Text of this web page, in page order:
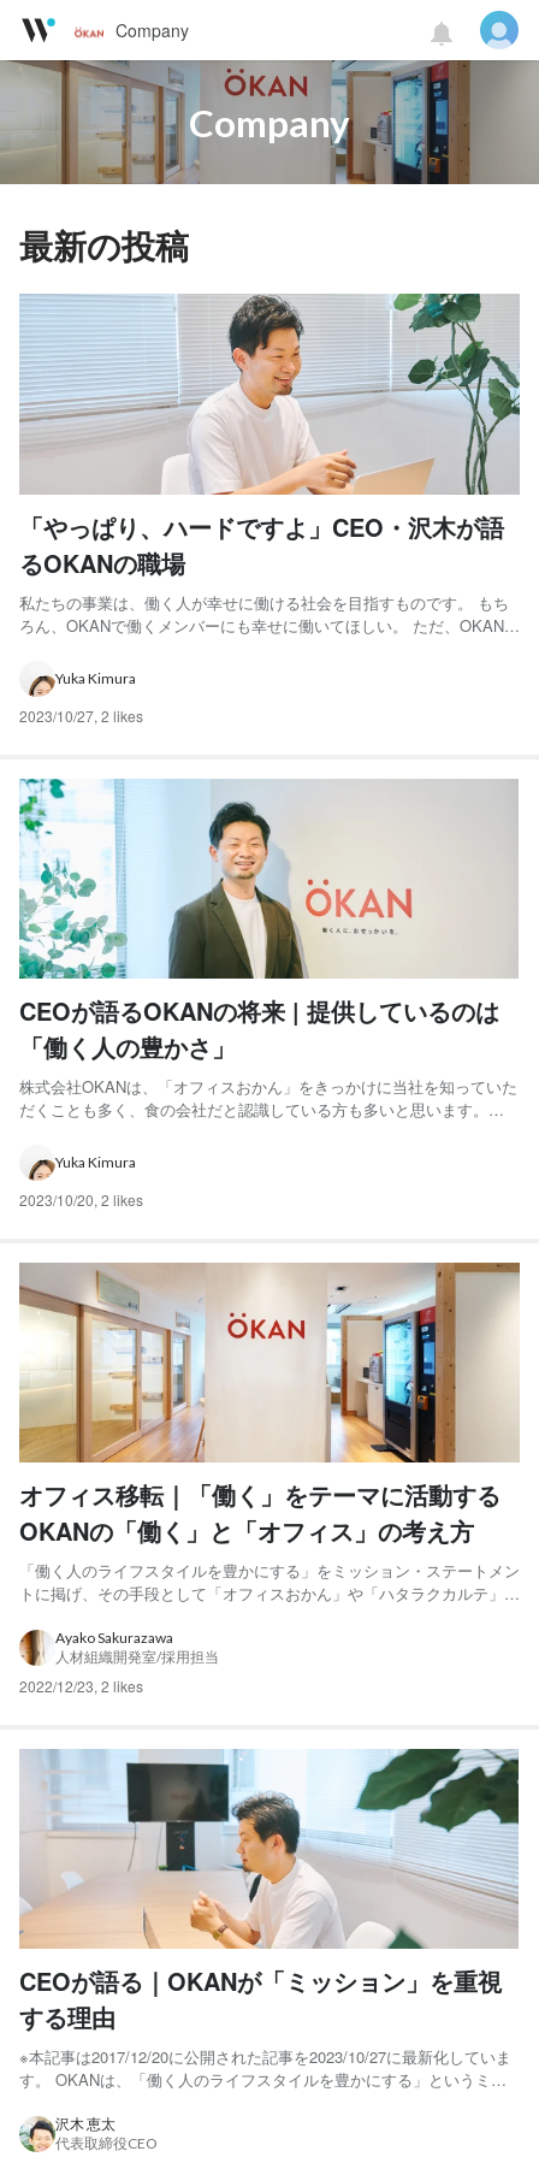
Company
Company
最新の投稿
「やっぱり、ハードですよ」CEO・沢木が語
るOKANの職場
私たちの事業は、働く人が幸せに働ける社会を目指すものです。 もち
ろん、OKANで働くメンバーにも幸せに働いてほしい。 ただ、OKANの
れが正解というものがなく、新しい市場を切り拓いていく仕事です。
沢木 恵太 代表取締役CEO 中央大学商学部卒。19...
Yuka Kimura
2023/10/27, 2 likes
CEOが語るOKANの将来 | 提供しているのは
「働く人の豊かさ」
株式会社OKANは、「オフィスおかん」をきっかけに当社を知っていた
だくことも多く、食の会社だと認識している方も多いと思います。間
く、『働く人を支援する会社』です。 『働く人のライフスタイルを豊
かにする』というミッションを掲げているのも、 私たちが「目...
Yuka Kimura
2023/10/20, 2 likes
オフィス移転｜「働く」をテーマに活動する
OKANの「働く」と「オフィス」の考え方
「働く人のライフスタイルを豊かにする」をミッション・ステートメン
トに掲げ、その手段として「オフィスおかん」や「ハタラクカルテ」を
の営業を開始しました。 今回のオフィス移転はオフィス面積を約半分
に減らす移転であり、その背景にはさまざまな私たち...
Ayako Sakurazawa
人材組織開発室/採用担当
2022/12/23, 2 likes
CEOが語る｜OKANが「ミッション」を重視
する理由
※本記事は2017/12/20に公開された記事を2023/10/27に最新化していま
す。 OKANは、「働く人のライフスタイルを豊かにする」というミッ
ために、会社が存在し、事業が存在し、組織が存在するという考え方
です。事業を営むための会社ではなく、...
沢木 恵太
代表取締役CEO